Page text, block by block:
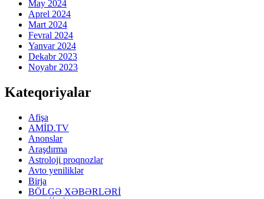
May 2024
Aprel 2024
Mart 2024
Fevral 2024
Yanvar 2024
Dekabr 2023
Noyabr 2023
Kateqoriyalar
Afişa
AMİD.TV
Anonslar
Araşdırma
Astroloji proqnozlar
Avto yeniliklər
Birja
BÖLGƏ XƏBƏRLƏRİ